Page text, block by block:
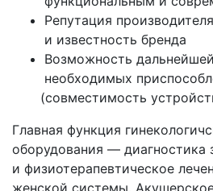
Репутация
и известность бренда
Возможность
необходимых
(совместимость
Главная функция
оборудования — диагностика
и физиотерапевтическое
женской системы.